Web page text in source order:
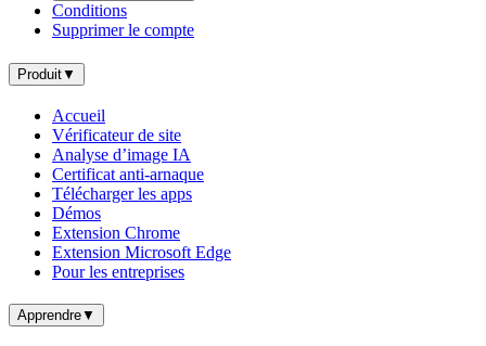
Conditions
Supprimer le compte
Produit▼
Accueil
Vérificateur de site
Analyse d’image IA
Certificat anti-arnaque
Télécharger les apps
Démos
Extension Chrome
Extension Microsoft Edge
Pour les entreprises
Apprendre▼